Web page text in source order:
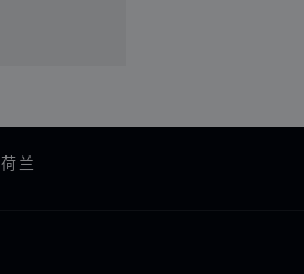
荷兰